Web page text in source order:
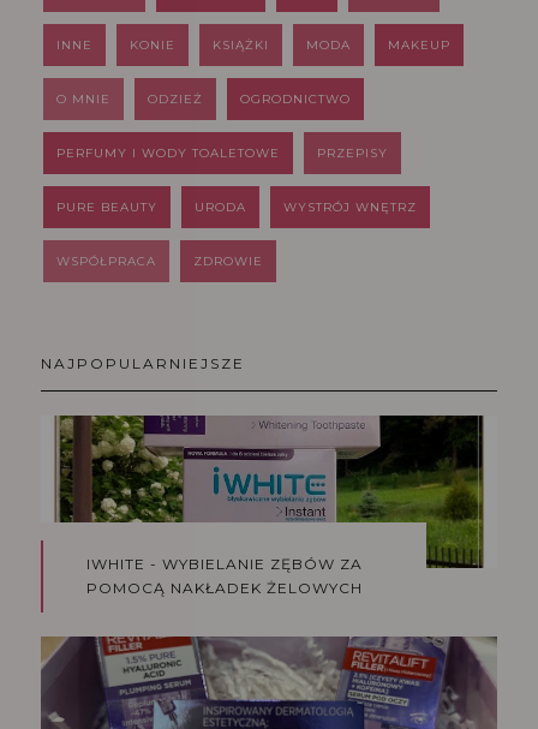
INNE KONIE KSIĄŻKI MODA MAKEUP
O MNIE ODZIEŻ OGRODNICTWO
PERFUMY I WODY TOALETOWE PRZEPISY
PURE BEAUTY URODA WYSTRÓJ WNĘTRZ
WSPÓŁPRACA ZDROWIE
NAJPOPULARNIEJSZE
IWHITE - WYBIELANIE ZĘBÓW ZA
POMOCĄ NAKŁADEK ŻELOWYCH